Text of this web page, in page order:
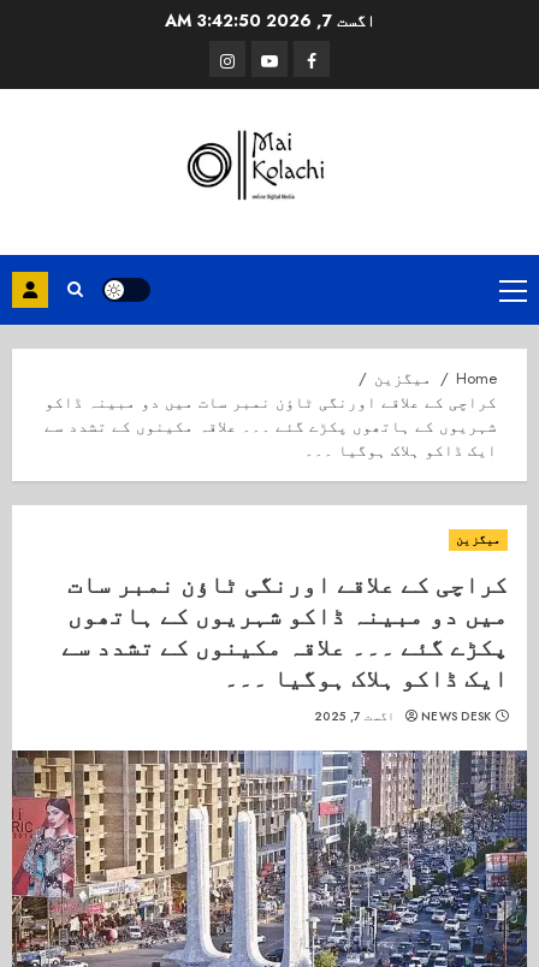
اگست 7, 2026 3:42:51 AM
Facebook
Youtube
Instagram
Primary
Menu
Home
میگزین
کراچی کے علاقے اورنگی ٹاؤن نمبر سات میں دو مبینہ ڈاکو
شہریوں کے ہاتھوں پکڑے گئے ۔۔۔ علاقہ مکینوں کے تشدد سے
ایک ڈاکو ہلاک ہوگیا ۔۔۔
میگزین
کراچی کے علاقے اورنگی ٹاؤن نمبر سات
میں دو مبینہ ڈاکو شہریوں کے ہاتھوں
پکڑے گئے ۔۔۔ علاقہ مکینوں کے تشدد سے
ایک ڈاکو ہلاک ہوگیا ۔۔۔
NEWS DESK اگست 7, 2025